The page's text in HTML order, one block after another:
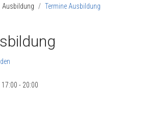
Ausbildung
Termine Ausbildung
- 20:00